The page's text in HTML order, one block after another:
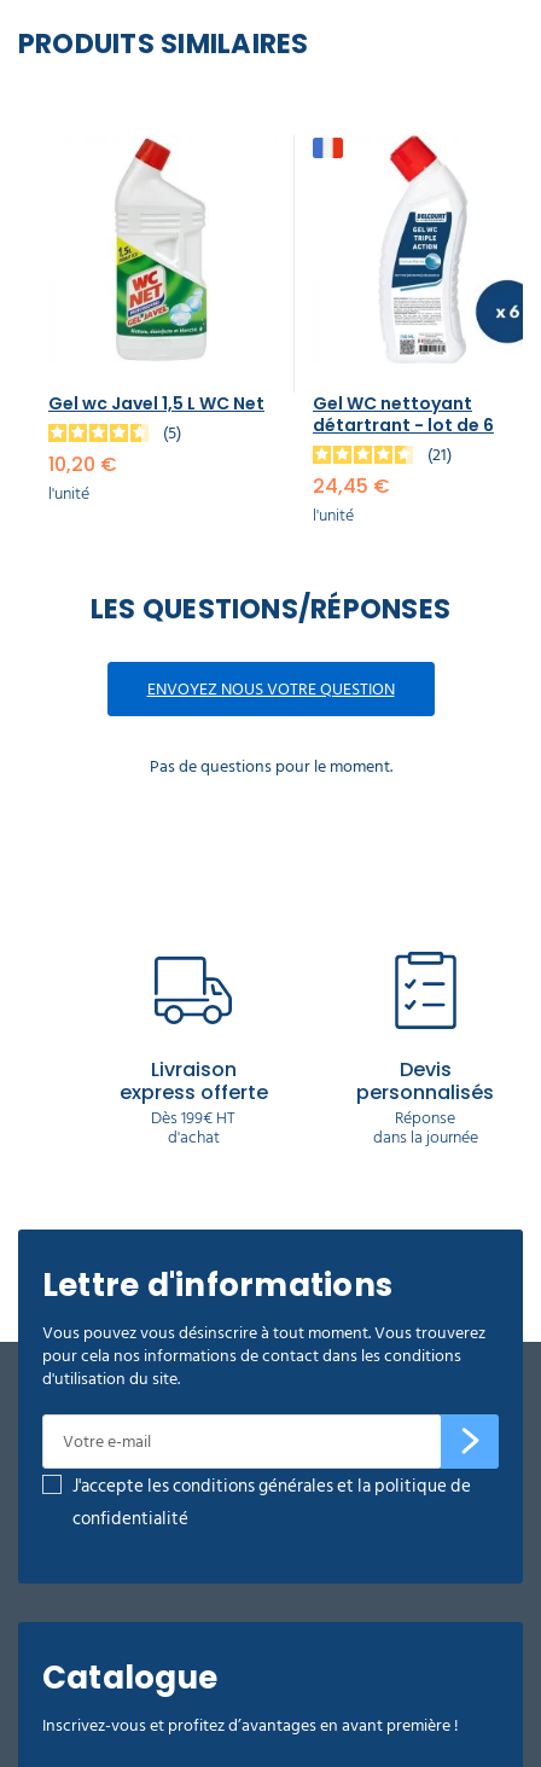
PRODUITS SIMILAIRES
Gel wc Javel 1,5 L WC Net
5
10,20 €
l'unité
Gel WC nettoyant
détartrant - lot de 6
21
24,45 €
l'unité
LES QUESTIONS/RÉPONSES
ENVOYEZ NOUS VOTRE QUESTION
Pas de questions pour le moment.
Livraison
express offerte
Dès 199€ HT
d'achat
Devis
personnalisés
Réponse
dans la journée
Lettre d'informations
Vous pouvez vous désinscrire à tout moment. Vous trouverez
pour cela nos informations de contact dans les conditions
d'utilisation du site.
J'accepte les conditions générales et la politique de
confidentialité
Catalogue
Inscrivez-vous et profitez d’avantages en avant première !